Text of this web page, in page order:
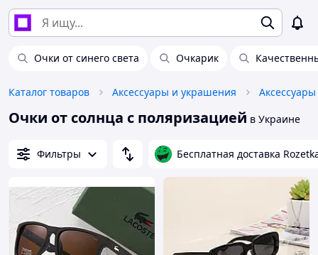
Очки от синего света Очкарик
Каталог товаров Аксессуары и украшения Аксессуары
Очки от солнца с поляризацией в Украине
Фильтры Бесплатная доставка